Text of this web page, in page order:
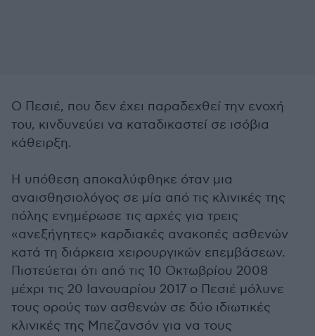
Ο Πεσιέ, που δεν έχει παραδεχθεί την ενοχή
του, κινδυνεύει να καταδικαστεί σε ισόβια
κάθειρξη.
Η υπόθεση αποκαλύφθηκε όταν μια
αναισθησιολόγος σε μία από τις κλινικές της
πόλης ενημέρωσε τις αρχές για τρεις
«ανεξήγητες» καρδιακές ανακοπές ασθενών
κατά τη διάρκεια χειρουργικών επεμβάσεων.
Πιστεύεται ότι από τις 10 Οκτωβρίου 2008
μέχρι τις 20 Ιανουαρίου 2017 ο Πεσιέ μόλυνε
τους ορούς των ασθενών σε δύο ιδιωτικές
κλινικές της Μπεζανσόν για να τους